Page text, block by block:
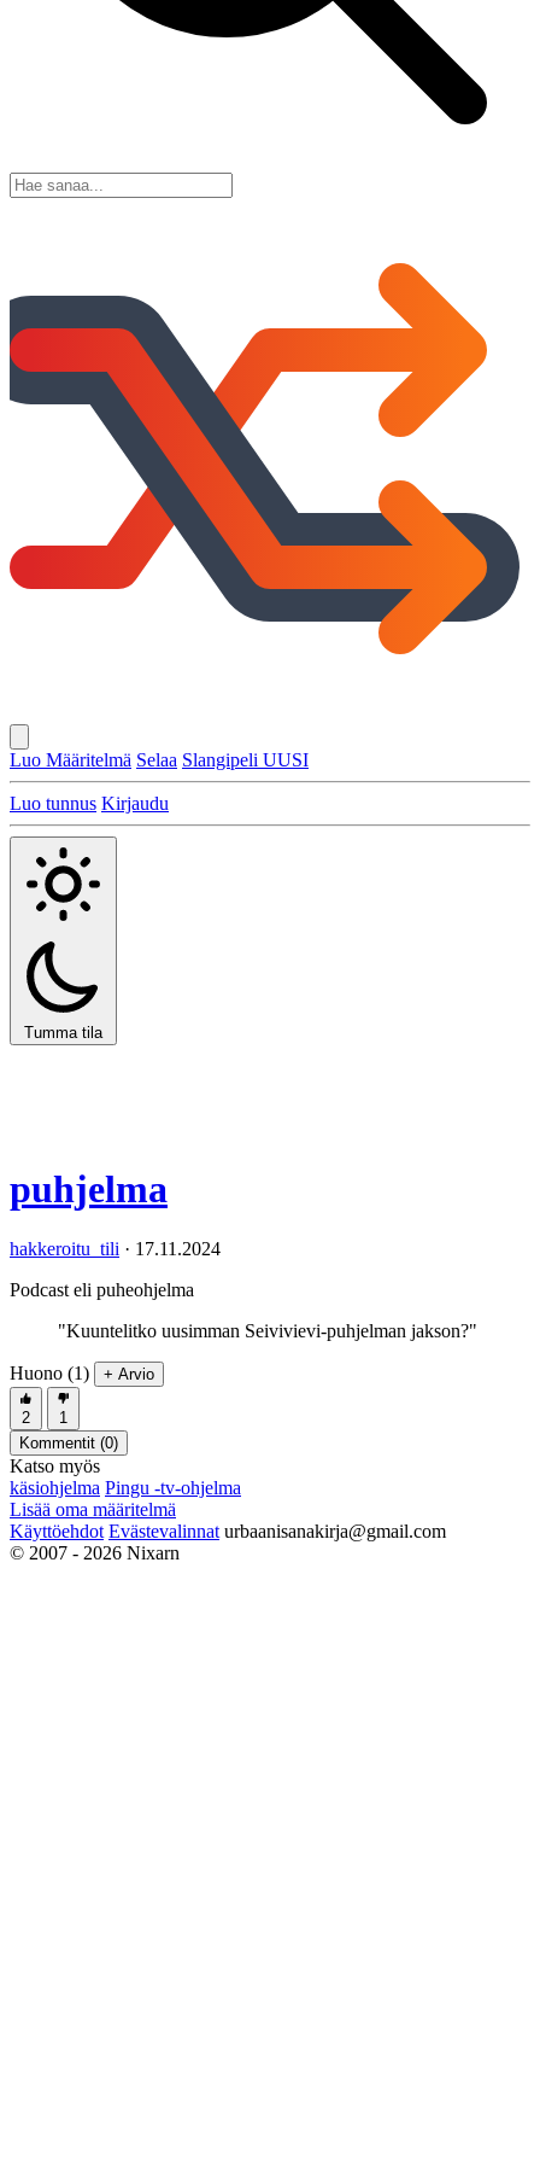
Luo Määritelmä Selaa Slangipeli UUSI
Luo tunnus Kirjaudu
Tumma tila
puhjelma
hakkeroitu_tili · 17.11.2024
Podcast eli puheohjelma
"Kuuntelitko uusimman Seivivievi-puhjelman jakson?"
Huono (1) + Arvio
2
1
Kommentit (0)
Katso myös
käsiohjelma Pingu -tv-ohjelma
Lisää oma määritelmä
Käyttöehdot Evästevalinnat urbaanisanakirja@gmail.com
© 2007 - 2026 Nixarn